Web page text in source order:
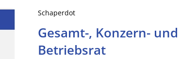
Schaperdot
Gesamt-, Konzern-
Betriebsrat